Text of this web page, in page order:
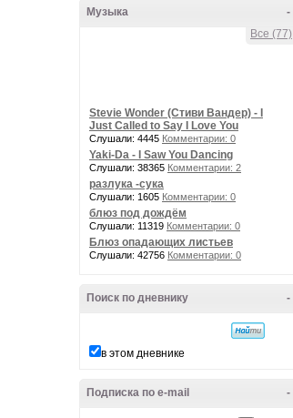
-
Музыка
Все (77)
Stevie Wonder (Стиви Вандер) - I
Just Called to Say I Love You
Слушали: 4445 Комментарии: 0
Yaki-Da - I Saw You Dancing
Слушали: 38365 Комментарии: 2
разлука -сука
Слушали: 1605 Комментарии: 0
блюз под дождём
Слушали: 11319 Комментарии: 0
Блюз опадающих листьев
Слушали: 42756 Комментарии: 0
-
Поиск по дневнику
в этом дневнике
-
Подписка по e-mail